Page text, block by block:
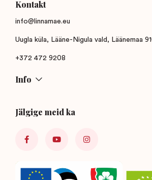
Kontakt
info@linnamae.eu
Uugla küla, Lääne-Nigula vald, Läänemaa
+372 472 9208
Info
Jälgige meid ka